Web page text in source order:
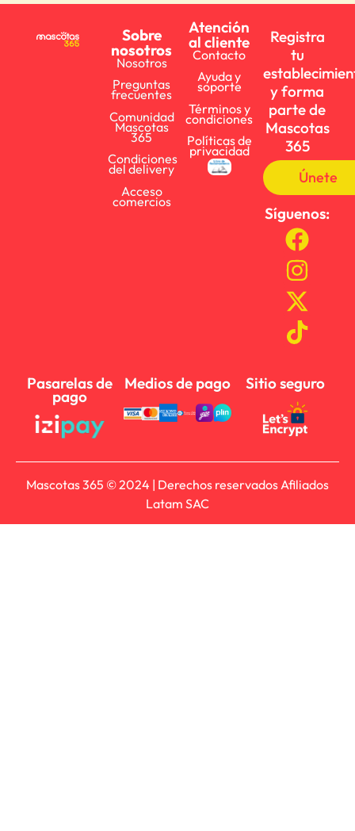
Sobre
nosotros
Nosotros
Preguntas
frecuentes
Comunidad
Mascotas
365
Condiciones
del delivery
Acceso
comercios
Atención
al cliente
Contacto
Ayuda y
soporte
Términos y
condiciones
Políticas de
privacidad
Registra
tu
y forma
parte de
Mascotas
365
Únete
Síguenos:
Pasarelas de
pago
Medios de pago Sitio seguro
Mascotas 365 © 2024 | Derechos reservados Afiliados
Latam SAC